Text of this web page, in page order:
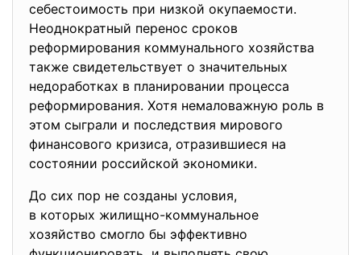
себестоимость при низкой окупаемости.
Неоднократный перенос сроков
реформирования коммунального хозяйства
также свидетельствует о значительных
недоработках в планировании процесса
реформирования. Хотя немаловажную роль в
этом сыграли и последствия мирового
финансового кризиса, отразившиеся на
состоянии российской экономики.
До сих пор не созданы условия,
в которых жилищно-коммунальное
хозяйство смогло бы эффективно